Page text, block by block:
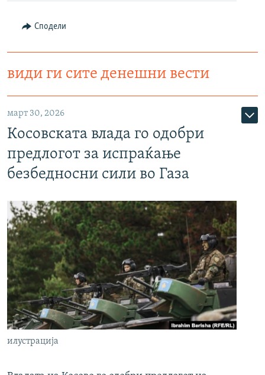
Сподели
види ги сите денешни вести
март 30, 2026
Косовската влада го одобри
предлогот за испраќање
безбедносни сили во Газа
илустрација